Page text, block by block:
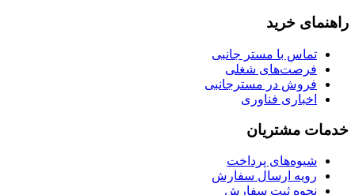
راهنمای خرید
تماس با مستر جانبی
فرصت‌های شغلی
فروش در مسترجانبی
اخباری فناوری
خدمات مشتریان
شیوه‌های پرداخت
رویه ارسال سفارش
نحوه ثبت سفارش